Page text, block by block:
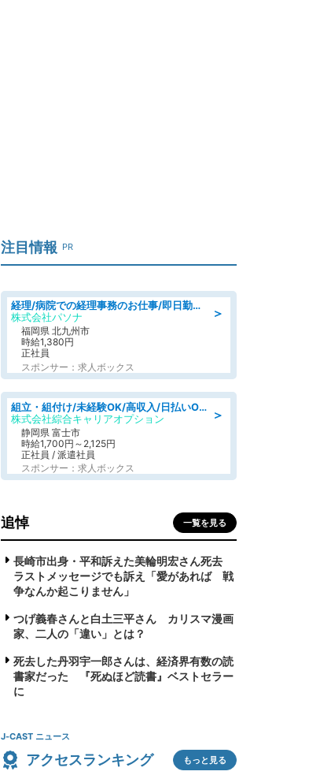
注目情報 PR
＞
経理/病院での経理事務のお仕事/即日勤務可/車通勤可/経理/一般事務
株式会社パソナ
福岡県 北九州市
時給1,380円
正社員
スポンサー：求人ボックス
＞
組立・組付け/未経験OK/高収入/日払いOK/交替制/20・30・40代活躍中
株式会社綜合キャリアオプション
静岡県 富士市
時給1,700円～2,125円
正社員 / 派遣社員
スポンサー：求人ボックス
追悼 一覧を見る
長崎市出身・平和訴えた美輪明宏さん死去
ラストメッセージでも訴え「愛があれば 戦
争なんか起こりません」
つげ義春さんと白土三平さん カリスマ漫画
家、二人の「違い」とは？
死去した丹羽宇一郎さんは、経済界有数の読
書家だった 『死ぬほど読書』ベストセラー
に
J-CAST ニュース
アクセスランキング もっと見る